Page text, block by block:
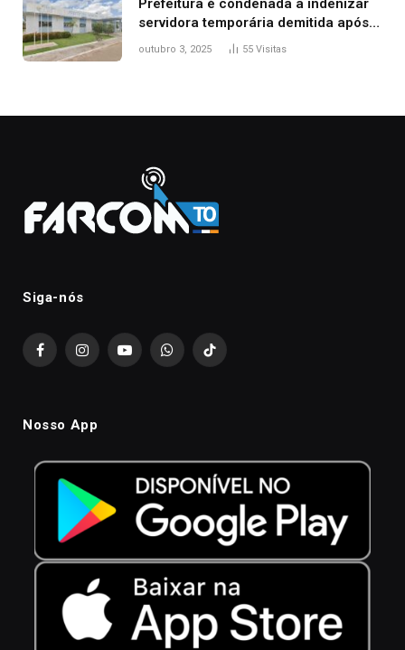
servidora temporária demitida após
nascimento da filha
outubro 3, 2025 55 Visitas
Siga-nós
FacebookInstagramYouTubeWhatsAppTikTok
Nosso App